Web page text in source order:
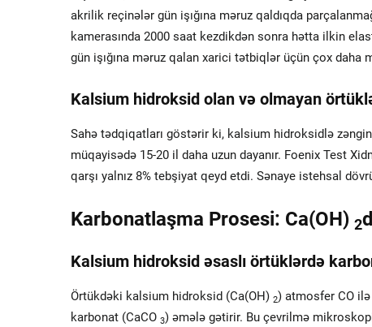
akrilik reçinələr gün işığına məruz qaldıqda
kamerasında 2000 saat kezdikdən sonra hətta ilkin
gün işığına məruz qalan xarici tətbiqlər üçün çox daha
Kalsium hidroksid olan və olmayan
Sahə tədqiqatları göstərir ki, kalsium hidroksidlə
müqayisədə 15-20 il daha uzun dayanır. Foenix Test
qarşı yalnız 8% tebşiyat qeyd etdi. Sənaye istehsal
Karbonatlaşma Prosesi: Ca(OH) 2
Kalsium hidroksid əsaslı örtüklərdə
Örtükdəki kalsium hidroksid (Ca(OH) 2) atmosfer CO
karbonat (CaCO 3) əmələ gətirir. Bu çevrilmə